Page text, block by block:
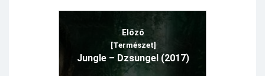
Előző
[Természet]
Jungle – Dzsungel (2017)